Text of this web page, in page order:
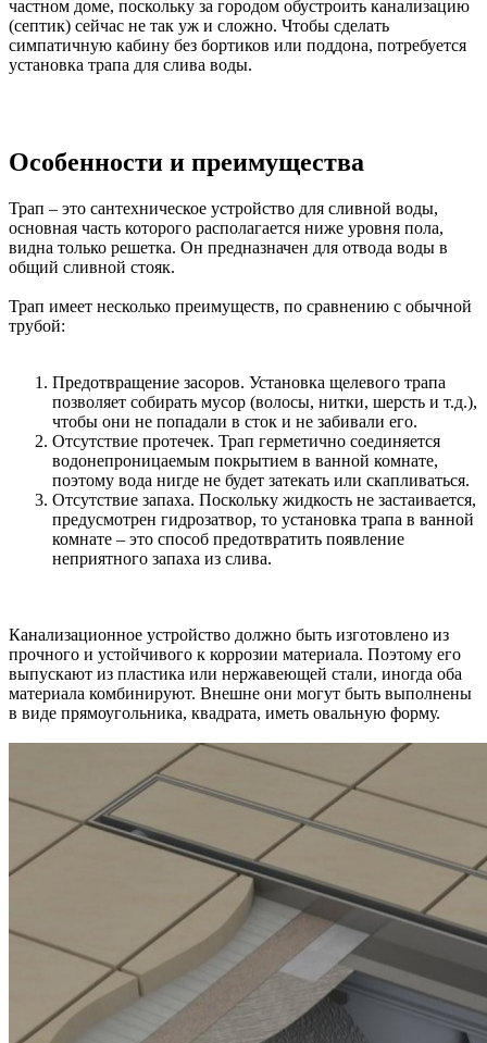
частном доме, поскольку за городом обустроить канализацию
(септик) сейчас не так уж и сложно. Чтобы сделать
симпатичную кабину без бортиков или поддона, потребуется
установка трапа для слива воды.
Особенности и преимущества
Трап – это сантехническое устройство для сливной воды,
основная часть которого располагается ниже уровня пола,
видна только решетка. Он предназначен для отвода воды в
общий сливной стояк.
Трап имеет несколько преимуществ, по сравнению с обычной
трубой:
Предотвращение засоров. Установка щелевого трапа
позволяет собирать мусор (волосы, нитки, шерсть и т.д.),
чтобы они не попадали в сток и не забивали его.
Отсутствие протечек. Трап герметично соединяется
водонепроницаемым покрытием в ванной комнате,
поэтому вода нигде не будет затекать или скапливаться.
Отсутствие запаха. Поскольку жидкость не застаивается,
предусмотрен гидрозатвор, то установка трапа в ванной
комнате – это способ предотвратить появление
неприятного запаха из слива.
Канализационное устройство должно быть изготовлено из
прочного и устойчивого к коррозии материала. Поэтому его
выпускают из пластика или нержавеющей стали, иногда оба
материала комбинируют. Внешне они могут быть выполнены
в виде прямоугольника, квадрата, иметь овальную форму.